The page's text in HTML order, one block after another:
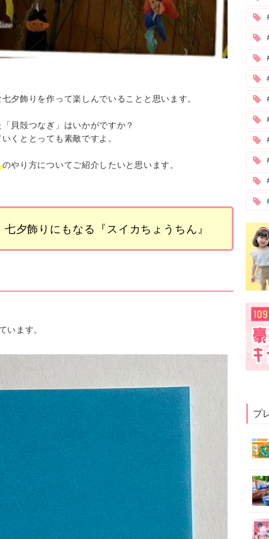
夕飾りを作って楽しんでいることと思います。
貝殻つなぎ」はいかがですか？
くととっても素敵ですよ。
のやり方についてご紹介したいと思います。
夕飾りにもなる『スイカちょうちん』
います。
プ